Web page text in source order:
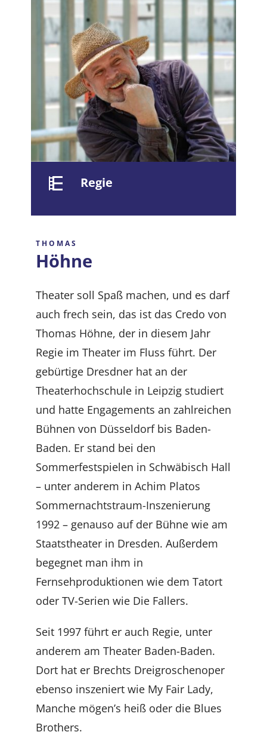
Partner
Regie
THOMAS
Höhne
Theater soll Spaß machen, und es darf
auch frech sein, das ist das Credo von
Thomas Höhne, der in diesem Jahr
Regie im Theater im Fluss führt. Der
gebürtige Dresdner hat an der
Theaterhochschule in Leipzig studiert
und hatte Engagements an zahlreichen
Bühnen von Düsseldorf bis Baden-
Baden. Er stand bei den
Sommerfestspielen in Schwäbisch Hall
– unter anderem in Achim Platos
Sommernachtstraum-Inszenierung
1992 – genauso auf der Bühne wie am
Staatstheater in Dresden. Außerdem
begegnet man ihm in
Fernsehproduktionen wie dem Tatort
oder TV-Serien wie Die Fallers.
Seit 1997 führt er auch Regie, unter
anderem am Theater Baden-Baden.
Dort hat er Brechts Dreigroschenoper
ebenso inszeniert wie My Fair Lady,
Manche mögen’s heiß oder die Blues
Brothers.